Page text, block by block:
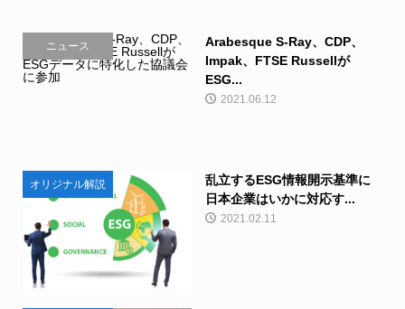
ニュース
Arabesque S-Ray、CDP、
Impak、FTSE Russellが
ESG...
2021.06.12
オリジナル解説
乱立するESG情報開示基準に
日本企業はいかに対応す...
2021.02.11